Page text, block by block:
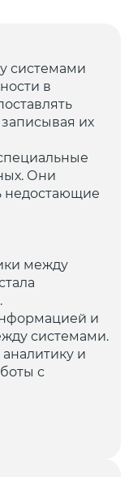
системами
в
их
Они
недостающие
между
и
системами.
и
с